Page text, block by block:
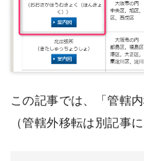
この記事では、「管轄
（管轄外移転は別記事